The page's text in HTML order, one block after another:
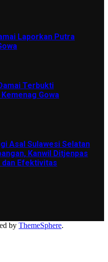
Laporkan Putra
Terbukti
Gowa
Asal Sulawesi Selatan
Kanwil Ditjenpas
dan Efektivitas
by ThemeSphere.